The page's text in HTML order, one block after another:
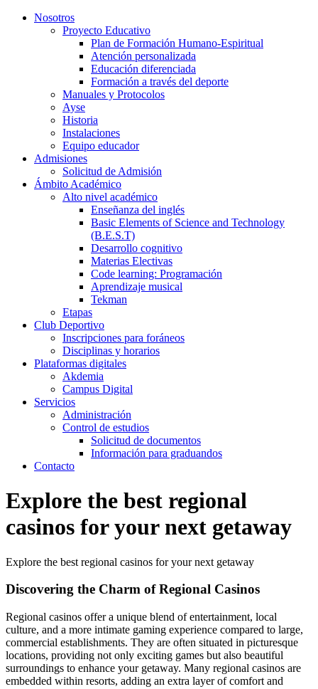
Nosotros
Proyecto Educativo
Plan de Formación Humano-Espiritual
Atención personalizada
Educación diferenciada
Formación a través del deporte
Manuales y Protocolos
Ayse
Historia
Instalaciones
Equipo educador
Admisiones
Solicitud de Admisión
Ámbito Académico
Alto nivel académico
Enseñanza del inglés
Basic Elements of Science and Technology
(B.E.S.T)
Desarrollo cognitivo
Materias Electivas
Code learning: Programación
Aprendizaje musical
Tekman
Etapas
Club Deportivo
Inscripciones para foráneos
Disciplinas y horarios
Plataformas digitales
Akdemia
Campus Digital
Servicios
Administración
Control de estudios
Solicitud de documentos
Información para graduandos
Contacto
Explore the best regional
casinos for your next getaway
Explore the best regional casinos for your next getaway
Discovering the Charm of Regional Casinos
Regional casinos offer a unique blend of entertainment, local
culture, and a more intimate gaming experience compared to large,
commercial establishments. They are often situated in picturesque
locations, providing not only exciting games but also beautiful
surroundings to enhance your getaway. Many regional casinos are
embedded within resorts, adding an extra layer of comfort and